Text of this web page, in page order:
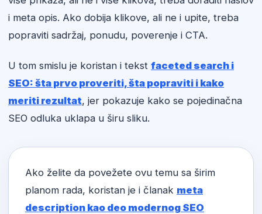
i meta opis. Ako dobija klikove, ali ne i upite, treba
popraviti sadržaj, ponudu, poverenje i CTA.
U tom smislu je koristan i tekst faceted search i
SEO: šta prvo proveriti, šta popraviti i kako
meriti rezultat, jer pokazuje kako se pojedinačna
SEO odluka uklapa u širu sliku.
Ako želite da povežete ovu temu sa širim
planom rada, koristan je i članak meta
description kao deo modernog SEO